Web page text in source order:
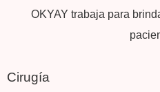
OKYAY trabaja para
Cirugía